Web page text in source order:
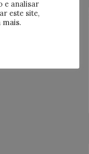
e analisar
este site,
mais.